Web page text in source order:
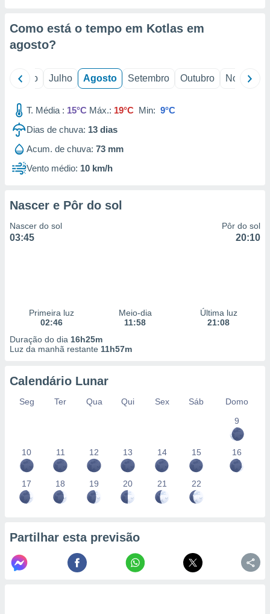
através
estudos
de
Como está o tempo em Kotlas em
agosto?
Junho Julho Agosto Setembro Outubro Novembro
T. Média : 15°C Máx.: 19°C Min: 9°C
Dias de chuva: 13 dias
Acum. de chuva: 73 mm
Vento médio: 10 km/h
Nascer e Pôr do sol
Nascer do sol
03:45
Pôr do sol
20:10
Primeira luz
02:46
Meio-dia
11:58
Última luz
21:08
Duração do dia 16h25m
Luz da manhã restante 11h57m
Calendário Lunar
Seg Ter Qua Qui Sex Sáb
Domo
9
10 11 12 13 14 15 16
17 18 19 20 21 22
Partilhar esta previsão